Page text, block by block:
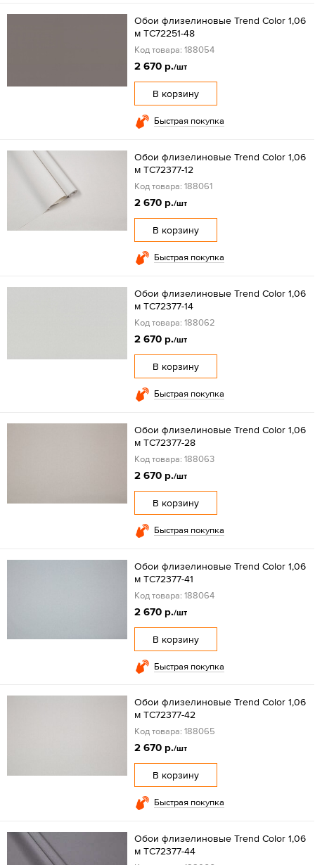
Обои флизелиновые Trend Color 1,06
м TC72251-48
Код товара: 188054
2 670 р./шт
В корзину
Быстрая покупка
Обои флизелиновые Trend Color 1,06
м TC72377-12
Код товара: 188061
2 670 р./шт
В корзину
Быстрая покупка
Обои флизелиновые Trend Color 1,06
м TC72377-14
Код товара: 188062
2 670 р./шт
В корзину
Быстрая покупка
Обои флизелиновые Trend Color 1,06
м TC72377-28
Код товара: 188063
2 670 р./шт
В корзину
Быстрая покупка
Обои флизелиновые Trend Color 1,06
м TC72377-41
Код товара: 188064
2 670 р./шт
В корзину
Быстрая покупка
Обои флизелиновые Trend Color 1,06
м TC72377-42
Код товара: 188065
2 670 р./шт
В корзину
Быстрая покупка
Обои флизелиновые Trend Color 1,06
м TC72377-44